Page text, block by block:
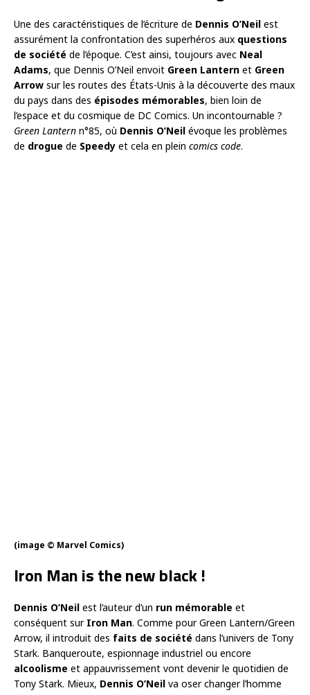
Une des caractéristiques de l’écriture de Dennis O’Neil est
assurément la confrontation des superhéros aux questions
de société de l’époque. C’est ainsi, toujours avec Neal
Adams, que Dennis O’Neil envoit Green Lantern et Green
Arrow sur les routes des États-Unis à la découverte des maux
du pays dans des épisodes mémorables, bien loin de
l’espace et du cosmique de DC Comics. Un incontournable ?
Green Lantern n°85, où Dennis O’Neil évoque les problèmes
de drogue de Speedy et cela en plein comics code.
(image © Marvel Comics)
Iron Man is the new black !
Dennis O’Neil est l’auteur d’un run mémorable et
conséquent sur Iron Man. Comme pour Green Lantern/Green
Arrow, il introduit des faits de société dans l’univers de Tony
Stark. Banqueroute, espionnage industriel ou encore
alcoolisme et appauvrissement vont devenir le quotidien de
Tony Stark. Mieux, Dennis O’Neil va oser changer l’homme